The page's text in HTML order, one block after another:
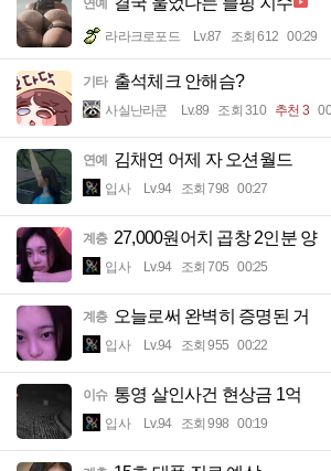
연예
라라크로포드 Lv.87 조회 612 00:29
기타 출석체크 안해슴?
사실난라쿤 Lv.89 조회 310 추천 3
연예 김채연 어제 자 오션월드
입사 Lv.94 조회 798 00:27
계층 27,000원어치 곱창 2인분 양
입사 Lv.94 조회 705 00:25
계층 오늘로써 완벽히 증명된 거
입사 Lv.94 조회 955 00:22
이슈 통영 살인사건 현상금 1억
입사 Lv.94 조회 998 00:19